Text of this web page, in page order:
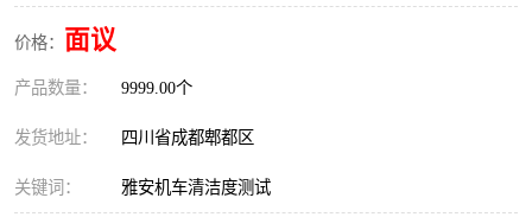
价格： 面议
产品数量： 9999.00个
发货地址： 四川省成都郫都区
关键词： 雅安机车清洁度测试